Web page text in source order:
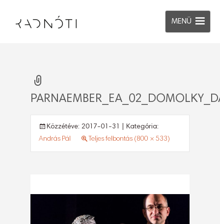
MENÜ
Közzétéve: 2017-01-31
| Kategória:
András Pál
Teljes felbontás (800 × 533)